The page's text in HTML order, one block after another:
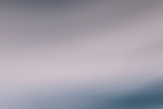
관
단